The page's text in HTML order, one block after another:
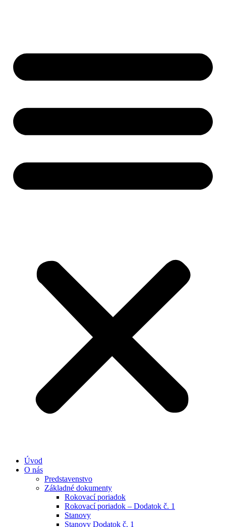
Úvod
O nás
Predstavenstvo
Základné dokumenty
Rokovací poriadok
Rokovací poriadok – Dodatok č. 1
Stanovy
Stanovy Dodatok č. 1